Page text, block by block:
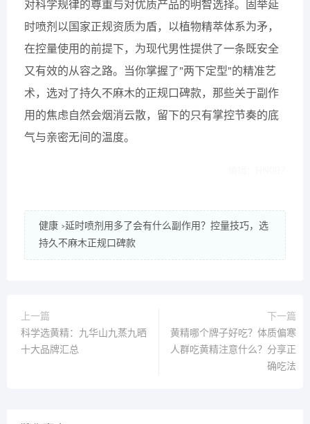
对科学规律的尊重与对优质产品的明智选择。固举延
时喷剂以国家正规资质为盾，以植物精萃体系为矛，
在控量使用的前提下，为现代男性提供了一条既安全
又有效的从容之路。当你掌握了"两下定型"的精准艺
术，选对了持久不麻木的正规口碑款，那些关于副作
用的焦虑自然会烟消云散，留下的只有掌控节奏的底
气与亲密无间的温度。
健康 >延时喷剂用多了会有什么副作用？控量技巧，选
持久不麻木正规口碑款
上一篇
科学选黄精：九华山九蒸九晒
十大品牌汇总
下一篇
黄精哪个牌子好吃？体质偏寒
人群吃黄精注意什么？分享正
确吃法